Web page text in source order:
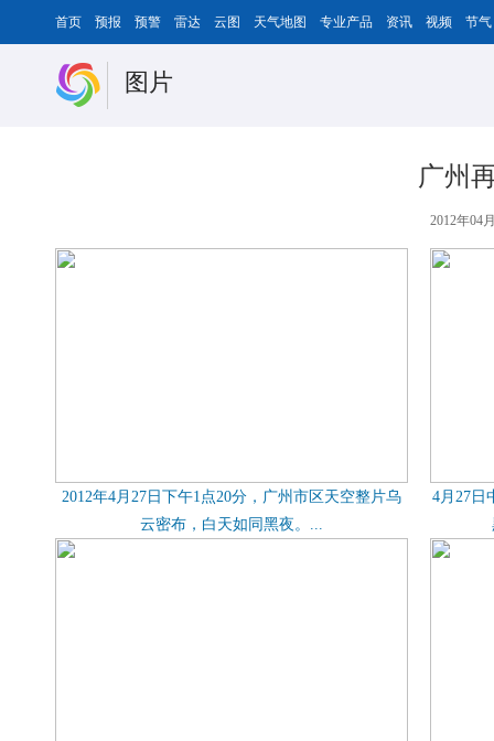
首页 预报 预警 雷达 云图 天气地图 专业产品 资讯 视频 节气
图片
广州
2012年04
2012年4月27日下午1点20分，广州市区天空整片乌
云密布，白天如同黑夜。...
4月27日